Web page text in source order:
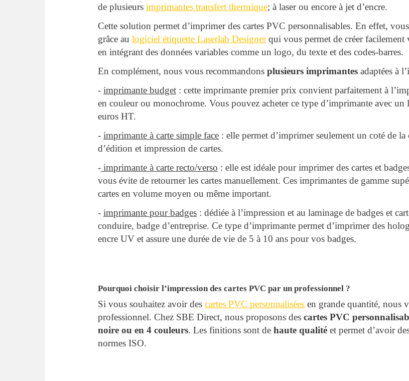
de plusieurs imprimantes transfert thermique; à laser ou encore à jet d’encre.
Cette solution permet d’imprimer des cartes PVC personnalisables. En effet,
grâce au logiciel étiquette Laserlab Designerqui vous permet de créer facilement
en intégrant des données variables comme un logo, du texte et des codes-barres.
En complément, nous vous recommandons plusieurs imprimantes adaptées à
- imprimante budget : cette imprimante premier prix convient parfaitement à
en couleur ou monochrome. Vous pouvez acheter ce type d’imprimante avec
euros HT.
- imprimante à carte simple face : elle permet d’imprimer seulement un coté de
d’édition et impression de cartes.
- imprimante à carte recto/verso : elle est idéale pour imprimer des cartes et
vous évite de retourner les cartes manuellement. Ces imprimantes de gamme
cartes en volume moyen ou même important.
- imprimante pour badges : dédiée à l’impression et au laminage de badges et
conduire, badge d’entreprise. Ce type d’imprimante permet d’imprimer des
encre UV et assure une durée de vie de 5 à 10 ans pour vos badges.
Pourquoi choisir l’impression des cartes PVC par un professionnel ?
Si vous souhaitez avoir des cartes PVC personnalisées en grande quantité, nous
professionnel. Chez SBE Direct, nous proposons des cartes PVC
noire ou en 4 couleurs. Les finitions sont de haute qualité et permet d’avoir
normes ISO.